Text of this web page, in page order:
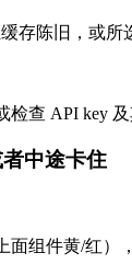
存陈旧，或
检查 API key
中途卡住
面组件黄/红）